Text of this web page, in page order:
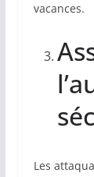
vacances.
Les